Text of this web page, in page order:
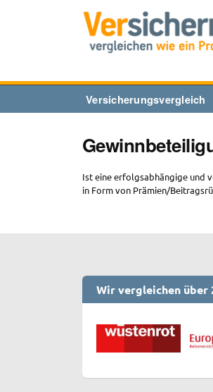
Versicherungsvergleich
Ist eine erfolgsabhängige und
in Form von Prämien/
Wir vergleichen über